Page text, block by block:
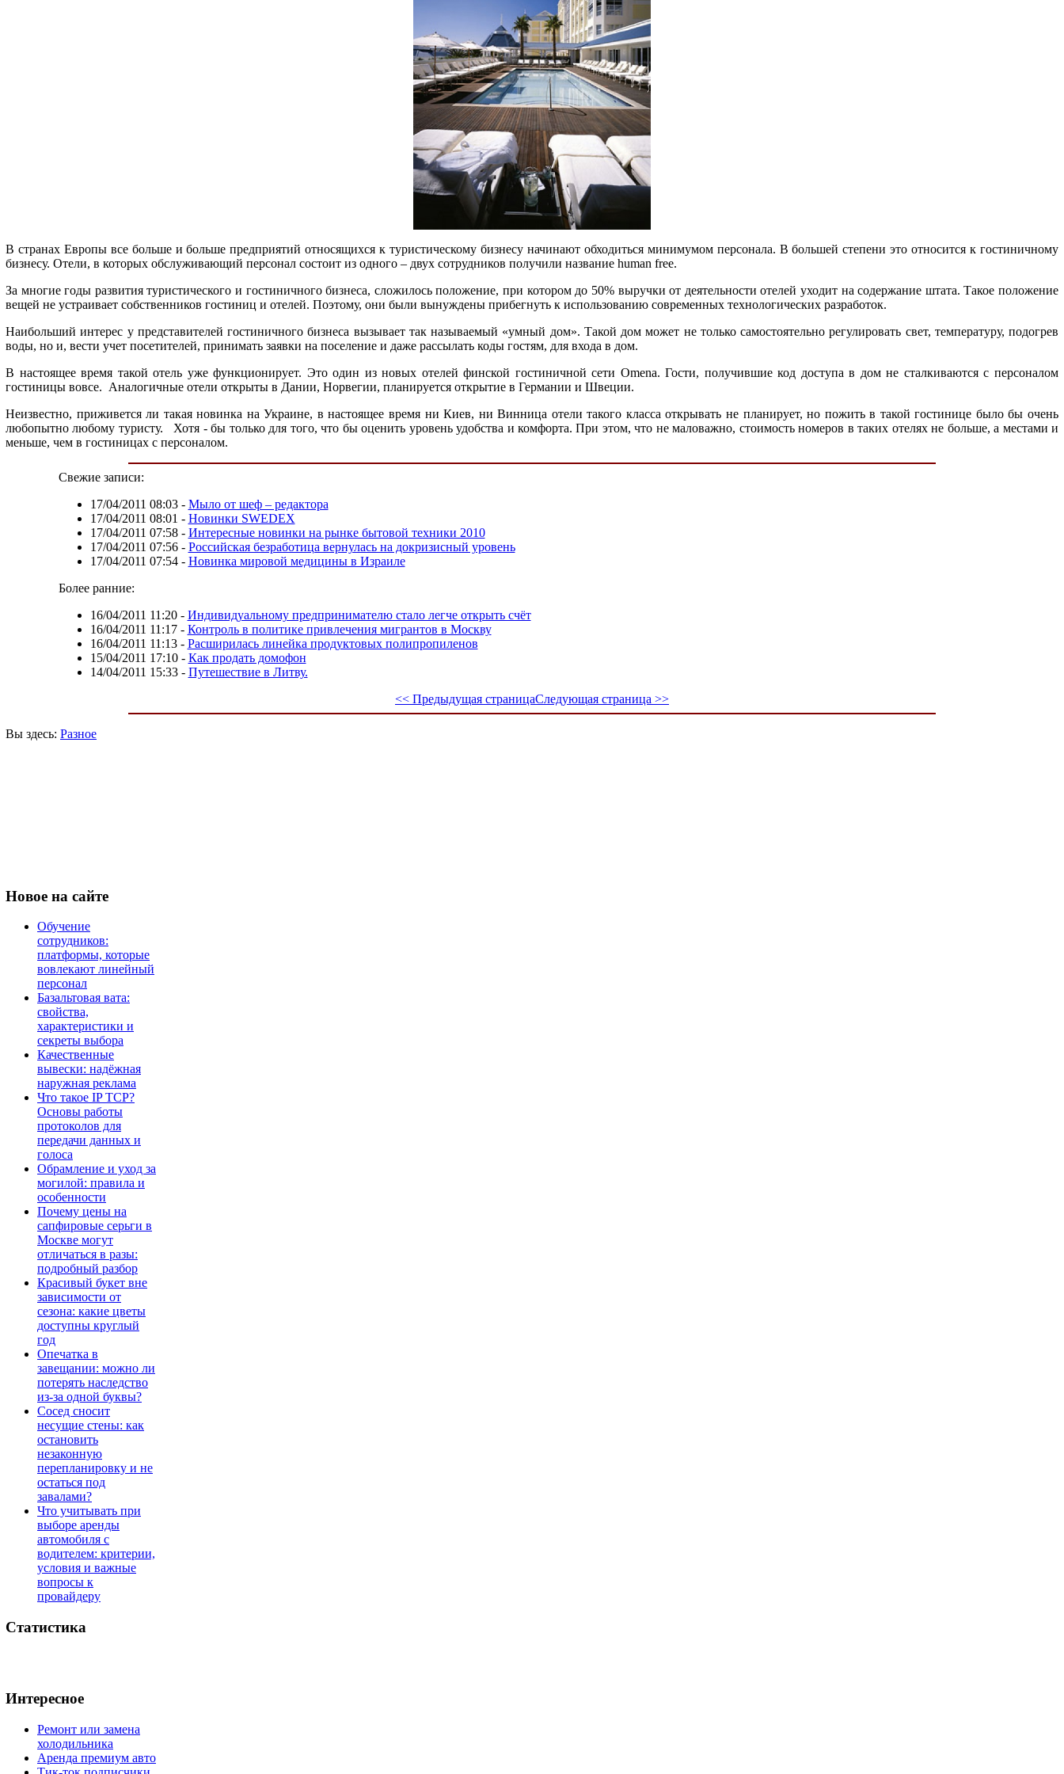
В странах Европы все больше и больше предприятий относящихся к туристическому бизнесу начинают обходиться минимумом персонала. В большей степени это относится к гостиничному
бизнесу. Отели, в которых обслуживающий персонал состоит из одного – двух сотрудников получили название human free.
За многие годы развития туристического и гостиничного бизнеса, сложилось положение, при котором до 50% выручки от деятельности отелей уходит на содержание штата. Такое положение
вещей не устраивает собственников гостиниц и отелей. Поэтому, они были вынуждены прибегнуть к использованию современных технологических разработок.
Наибольший интерес у представителей гостиничного бизнеса вызывает так называемый «умный дом». Такой дом может не только самостоятельно регулировать свет, температуру, подогрев
воды, но и, вести учет посетителей, принимать заявки на поселение и даже рассылать коды гостям, для входа в дом.
В настоящее время такой отель уже функционирует. Это один из новых отелей финской гостиничной сети Omena. Гости, получившие код доступа в дом не сталкиваются с персоналом
гостиницы вовсе. Аналогичные отели открыты в Дании, Норвегии, планируется открытие в Германии и Швеции.
Неизвестно, приживется ли такая новинка на Украине, в настоящее время ни Киев, ни Винница отели такого класса открывать не планирует, но пожить в такой гостинице было бы очень
любопытно любому туристу. Хотя - бы только для того, что бы оценить уровень удобства и комфорта. При этом, что не маловажно, стоимость номеров в таких отелях не больше, а местами и
меньше, чем в гостиницах с персоналом.
Свежие записи:
17/04/2011 08:03- Мыло от шеф – редактора
17/04/2011 08:01 - Новинки SWEDEX
17/04/2011 07:58- Интересные новинки на рынке бытовой техники 2010
17/04/2011 07:56- Российская безработица вернулась на докризисный уровень
17/04/2011 07:54- Новинка мировой медицины в Израиле
Более ранние:
16/04/2011 11:20- Индивидуальному предпринимателю стало легче открыть счёт
16/04/2011 11:17- Контроль в политике привлечения мигрантов в Москву
16/04/2011 11:13- Расширилась линейка продуктовых полипропиленов
15/04/2011 17:10- Как продать домофон
14/04/2011 15:33- Путешествие в Литву.
<< Предыдущая страницаСледующая страница >>
Вы здесь: Разное
Новое на сайте
Обучение
сотрудников:
платформы, которые
вовлекают линейный
персонал
Базальтовая вата:
свойства,
характеристики и
секреты выбора
Качественные
вывески: надёжная
наружная реклама
Что такое IP TCP?
Основы работы
протоколов для
передачи данных и
голоса
Обрамление и уход за
могилой: правила и
особенности
Почему цены на
сапфировые серьги в
Москве могут
отличаться в разы:
подробный разбор
Красивый букет вне
зависимости от
сезона: какие цветы
доступны круглый
год
Опечатка в
завещании: можно ли
потерять наследство
из-за одной буквы?
Сосед сносит
несущие стены: как
остановить
незаконную
перепланировку и не
остаться под
завалами?
Что учитывать при
выборе аренды
автомобиля с
водителем: критерии,
условия и важные
вопросы к
провайдеру
Статистика
Интересное
Ремонт или замена
холодильника
Аренда премиум авто